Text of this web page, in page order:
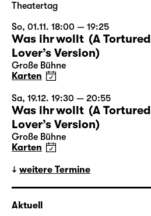
Theatertag
So, 01.11. 18:00 — 19:25
Was ihr wollt (A Tortured
Lover’s Version)
Große Bühne
Karten
Sa, 19.12. 19:30 — 20:55
Was ihr wollt (A Tortured
Lover’s Version)
Große Bühne
Karten
weitere Termine
Aktuell